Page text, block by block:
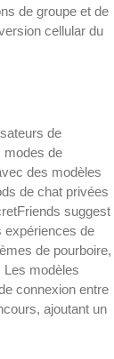
de groupe et de
cellular du
de
modes de
des modèles
de chat privées
suggest
expériences de
de pourboire,
Les modèles
connexion entre
ajoutant un